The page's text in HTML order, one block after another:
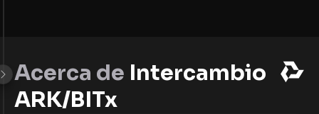
Acerca de Intercambio
ARK/BITx